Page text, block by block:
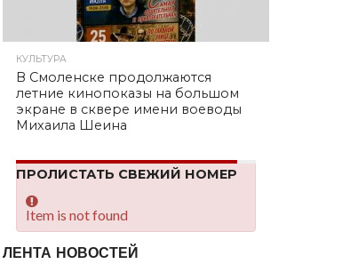
КУЛЬТУРА
В Смоленске продолжаются
летние кинопоказы на большом
экране в сквере имени воеводы
Михаила Шеина
ПРОЛИСТАТЬ СВЕЖИЙ НОМЕР
Item is not found
ЛЕНТА НОВОСТЕЙ